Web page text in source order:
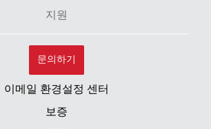
지원
문의하기
이메일 환경설정 센터
보증